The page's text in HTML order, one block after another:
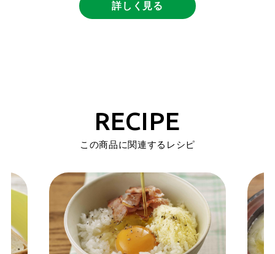
詳しく見る
RECIPE
この商品に関連するレシピ